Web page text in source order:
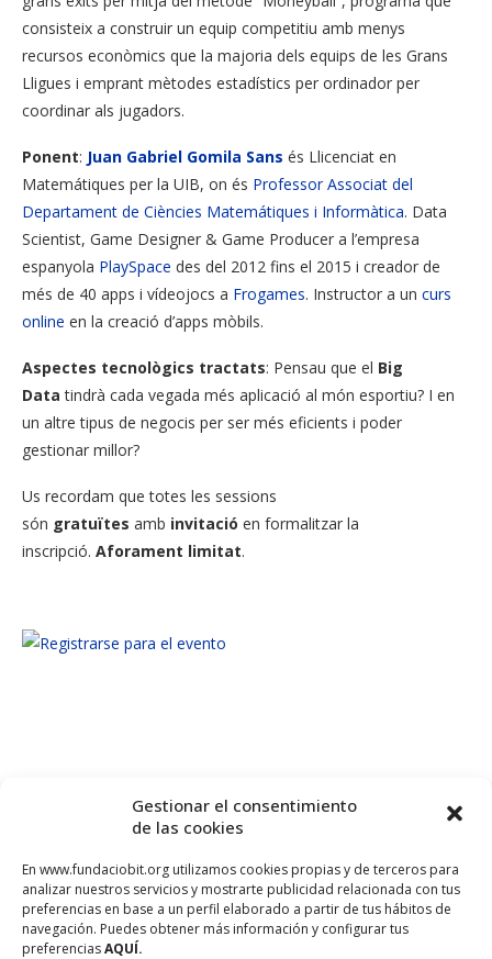
Gestionar el consentimiento
de las cookies
En www.fundaciobit.org utilizamos cookies propias y de terceros para
analizar nuestros servicios y mostrarte publicidad relacionada con tus
preferencias en base a un perfil elaborado a partir de tus hábitos de
navegación. Puedes obtener más información y configurar tus
preferenciasAQUÍ.
consisteix a construir un equip competitiu amb menys
recursos econòmics que la majoria dels equips de les Grans
Lligues i emprant mètodes estadístics per ordinador per
coordinar als jugadors.
Ponent: Juan Gabriel Gomila Sans és Llicenciat en
Matemátiques per la UIB, on és Professor Associat del
Departament de Ciències Matemátiques i Informàtica. Data
Scientist, Game Designer & Game Producer a l’empresa
espanyola PlaySpace des del 2012 fins el 2015 i creador de
més de 40 apps i vídeojocs a Frogames. Instructor a un curs
online en la creació d’apps mòbils.
Aspectes tecnològics tractats: Pensau que el Big
Data tindrà cada vegada més aplicació al món esportiu? I en
un altre tipus de negocis per ser més eficients i poder
gestionar millor?
Us recordam que totes les sessions
són gratuïtes amb invitació en formalitzar la
inscripció. Aforament limitat.